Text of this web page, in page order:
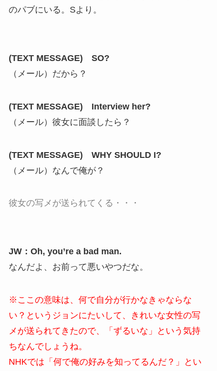
のパブにいる。Sより。
(TEXT MESSAGE) SO?
（メール）だから？
(TEXT MESSAGE) Interview her?
（メール）彼女に面談したら？
(TEXT MESSAGE) WHY SHOULD I?
（メール）なんで俺が？
彼女の写メが送られてくる・・・
JW：Oh, you’re a bad man.
なんだよ、お前って悪いやつだな。
※ここの意味は、何で自分が行かなきゃならな
い？というジョンにたいして、きれいな女性の写
メが送られてきたので、「ずるいな」という気持
ちなんでしょうね。
NHKでは「何で俺の好みを知ってるんだ？」とい